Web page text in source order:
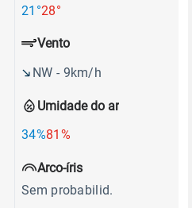
21°28°
Umidade do ar
34%81%
Vento
NW - 9km/h
Arco-íris
Sem probabilid.